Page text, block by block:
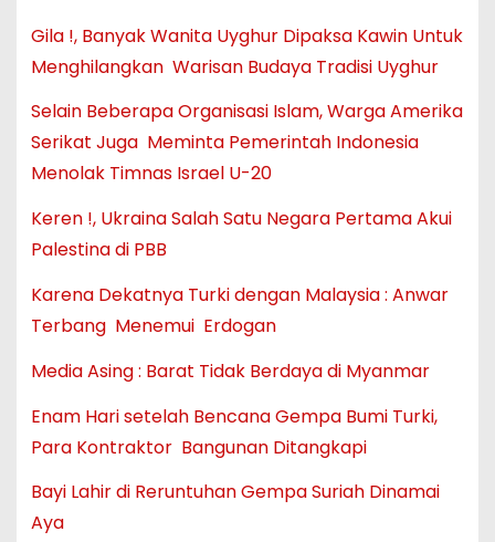
Gila !, Banyak Wanita Uyghur Dipaksa Kawin Untuk
Menghilangkan Warisan Budaya Tradisi Uyghur
Selain Beberapa Organisasi Islam, Warga Amerika
Serikat Juga Meminta Pemerintah Indonesia
Menolak Timnas Israel U-20
Keren !, Ukraina Salah Satu Negara Pertama Akui
Palestina di PBB
Karena Dekatnya Turki dengan Malaysia : Anwar
Terbang Menemui Erdogan
Media Asing : Barat Tidak Berdaya di Myanmar
Enam Hari setelah Bencana Gempa Bumi Turki,
Para Kontraktor Bangunan Ditangkapi
Bayi Lahir di Reruntuhan Gempa Suriah Dinamai
Aya